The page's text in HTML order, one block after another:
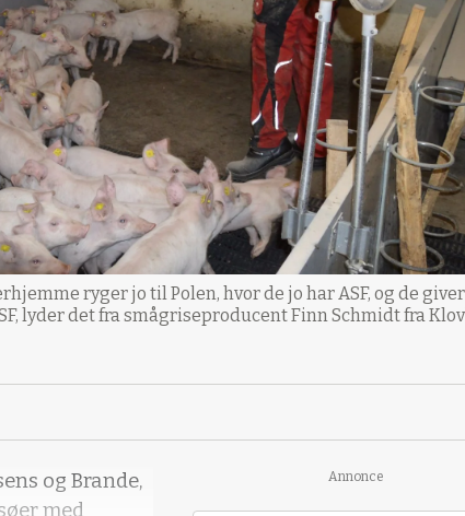
ryger jo til Polen, hvor de jo har ASF, og de giver
lyder det fra smågriseproducent Finn Schmidt fra
og Brande,
med
Annonce